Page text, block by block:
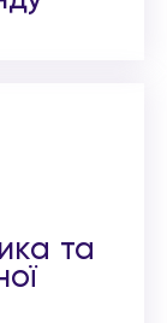
та